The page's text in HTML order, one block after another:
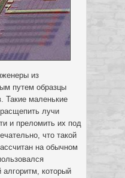
из
путем образцы
Такие маленькие
лучи
и преломить их под
что такой
на обычном
алгоритм, который